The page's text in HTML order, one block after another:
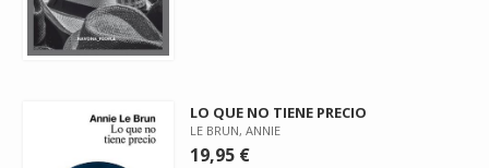
LO QUE NO TIENE PRECIO
LE BRUN, ANNIE
19,95 €